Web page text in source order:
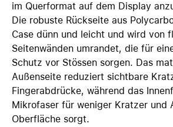
im Querformat auf dem Display
Die robuste Rückseite aus
Case dünn und leicht und wird von
Seiten­wänden umrandet, die für
Schutz vor Stössen sorgen. Das
Außenseite reduziert sichtbare
Fingerabdrücke, während das
Mikrofaser für weniger Kratzer und
Oberfläche sorgt.